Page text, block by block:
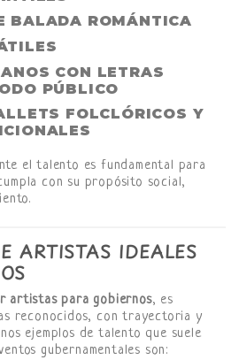
BALADA ROMÁNTICA
CON LETRAS
PÚBLICO
FOLCLÓRICOS Y
el talento es fundamental para
con su propósito social,
ARTISTAS IDEALES
artistas para gobiernos, es
reconocidos, con trayectoria y
ejemplos de talento que suele
gubernamentales son: